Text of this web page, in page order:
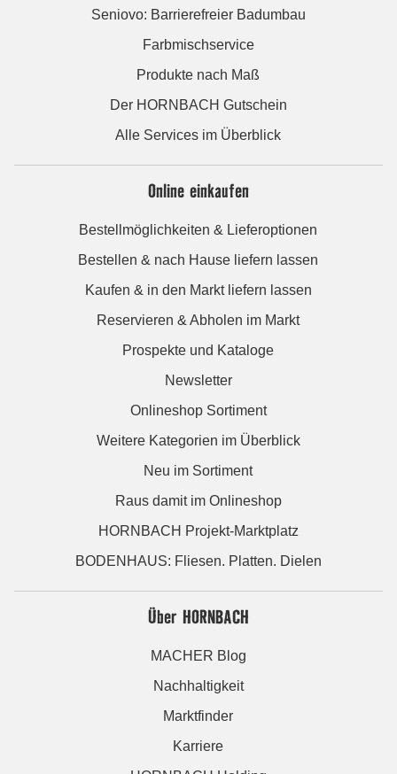
Seniovo: Barrierefreier Badumbau
Farbmischservice
Produkte nach Maß
Der HORNBACH Gutschein
Alle Services im Überblick
Online einkaufen
Bestellmöglichkeiten & Lieferoptionen
Bestellen & nach Hause liefern lassen
Kaufen & in den Markt liefern lassen
Reservieren & Abholen im Markt
Prospekte und Kataloge
Newsletter
Onlineshop Sortiment
Weitere Kategorien im Überblick
Neu im Sortiment
Raus damit im Onlineshop
HORNBACH Projekt-Marktplatz
BODENHAUS: Fliesen. Platten. Dielen
Über HORNBACH
MACHER Blog
Nachhaltigkeit
Marktfinder
Karriere